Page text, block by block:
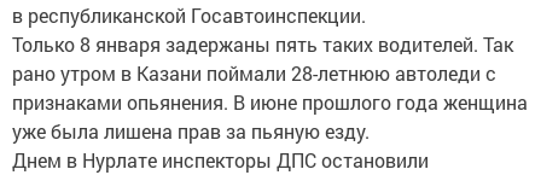
в республиканской Госавтоинспекции.
Только 8 января задержаны пять таких водителей. Так
рано утром в Казани поймали 28-летнюю автоледи с
признаками опьянения. В июне прошлого года женщина
уже была лишена прав за пьяную езду.
Днем в Нурлате инспекторы ДПС остановили